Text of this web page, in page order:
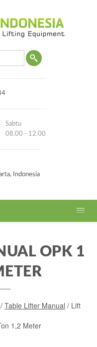
Sabtu
08.00 - 12.00
Indonesia
OPK 1
/ Table Lifter Manual / Lift
1,2 Meter